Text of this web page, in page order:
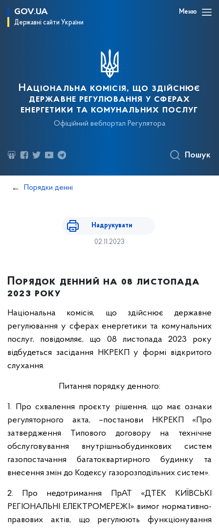
GOV.UA
Державні сайти України
Меню
Національна комісія, що здійснює
державне регулювання у сферах
енергетики та комунальних послуг
Офіційний вебпортал Регулятора
Пошук
Порядки денні
Надрукувати
02.11.2023
Порядок денний на 08 листопада
2023 року
Національна комісія, що здійснює державне
регулювання у сферах енергетики та комунальних
послуг, повідомляє, що 08 листопада 2023 року
відбудеться засідання НКРЕКП у формі відкритого
слухання.
Питання порядку денного:
1. Про схвалення проєкту рішення, що має ознаки
регуляторного акта, –постанови НКРЕКП «Про
затвердження Типового договору на технічне
обслуговування внутрішньобудинкових систем
газопостачання багатоквартирного будинку та
внесення змін до Кодексу газорозподільних систем».
2. Про недотримання ПрАТ «ДТЕК КИЇВСЬКІ
РЕГІОНАЛЬНІ ЕЛЕКТРОМЕРЕЖІ» вимог нормативно-
правових актів, що регулюють функціонування